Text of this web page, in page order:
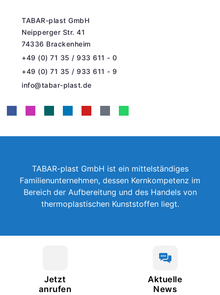
TABAR-plast GmbH
Neipperger Str. 41
74336 Brackenheim
+49 (0) 71 35 / 933 611 - 0
+49 (0) 71 35 / 933 611 - 9
info@tabar-plast.de
TABAR-plast GmbH ist ein mittelständiges
Familienunternehmen, dessen Kernkompetenz im
Bereich der Aufbereitung und des Handels von
thermoplastischen Kunststoffen liegt.
Jetzt
anrufen
Aktuelle
News